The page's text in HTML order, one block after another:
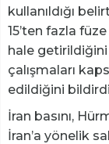
kullanıldığı
15’ten fazla
hale
çalışmaları
edildiğini
İran basını,
İran’a yönelik